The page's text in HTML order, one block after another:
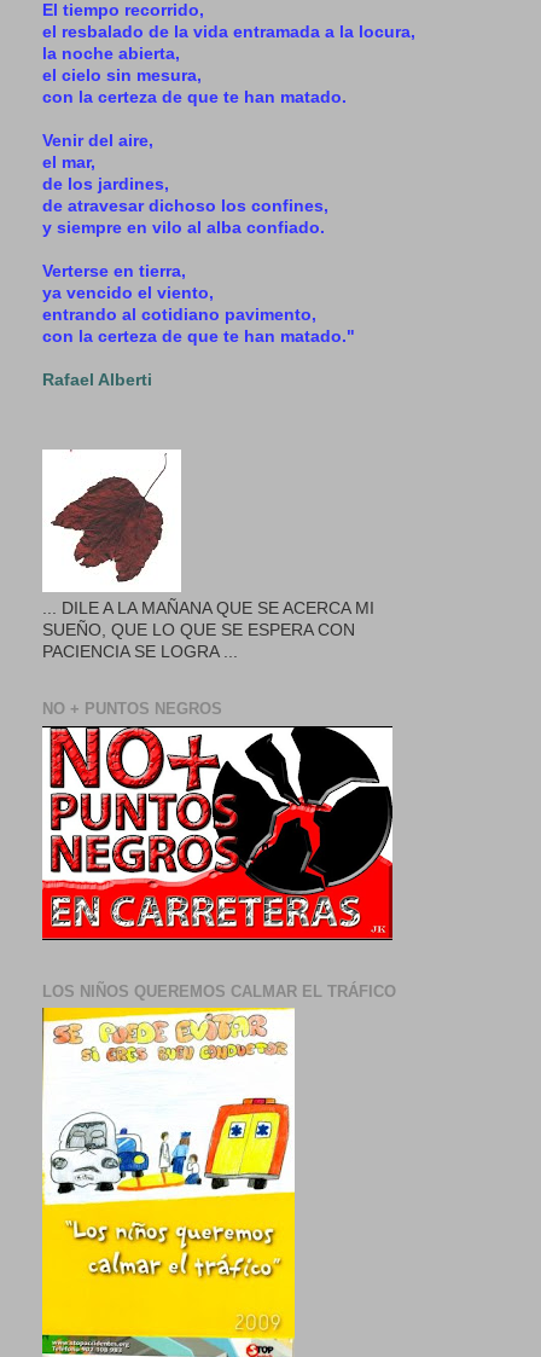
El tiempo recorrido,
el resbalado de la vida entramada a la locura,
la noche abierta,
el cielo sin mesura,
con la certeza de que te han matado.
Venir del aire,
el mar,
de los jardines,
de atravesar dichoso los confines,
y siempre en vilo al alba confiado.
Verterse en tierra,
ya vencido el viento,
entrando al cotidiano pavimento,
con la certeza de que te han matado."
Rafael Alberti
... DILE A LA MAÑANA QUE SE ACERCA MI
SUEÑO, QUE LO QUE SE ESPERA CON
PACIENCIA SE LOGRA ...
NO + PUNTOS NEGROS
LOS NIÑOS QUEREMOS CALMAR EL TRÁFICO